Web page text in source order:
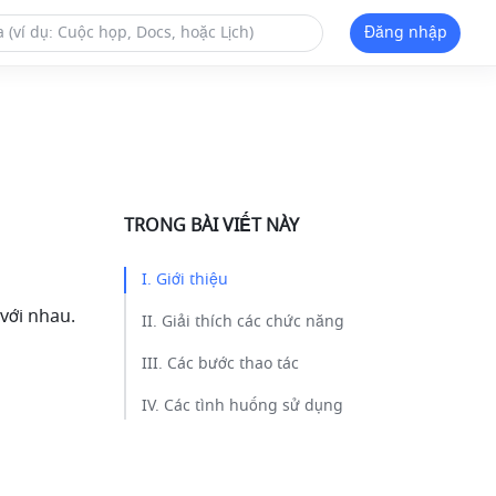
Đăng nhập
nhau.
TRONG BÀI VIẾT NÀY
I. Giới thiệu ​
II. Giải thích các chức năng​
III. Các bước thao tác​
IV. Các tình huống sử dụng​